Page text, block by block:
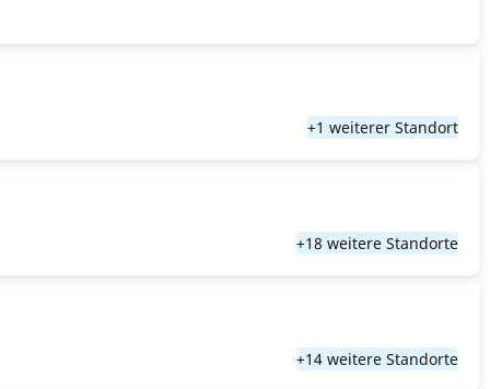
+1 weiterer Standort
+18 weitere Standorte
+14 weitere Standorte